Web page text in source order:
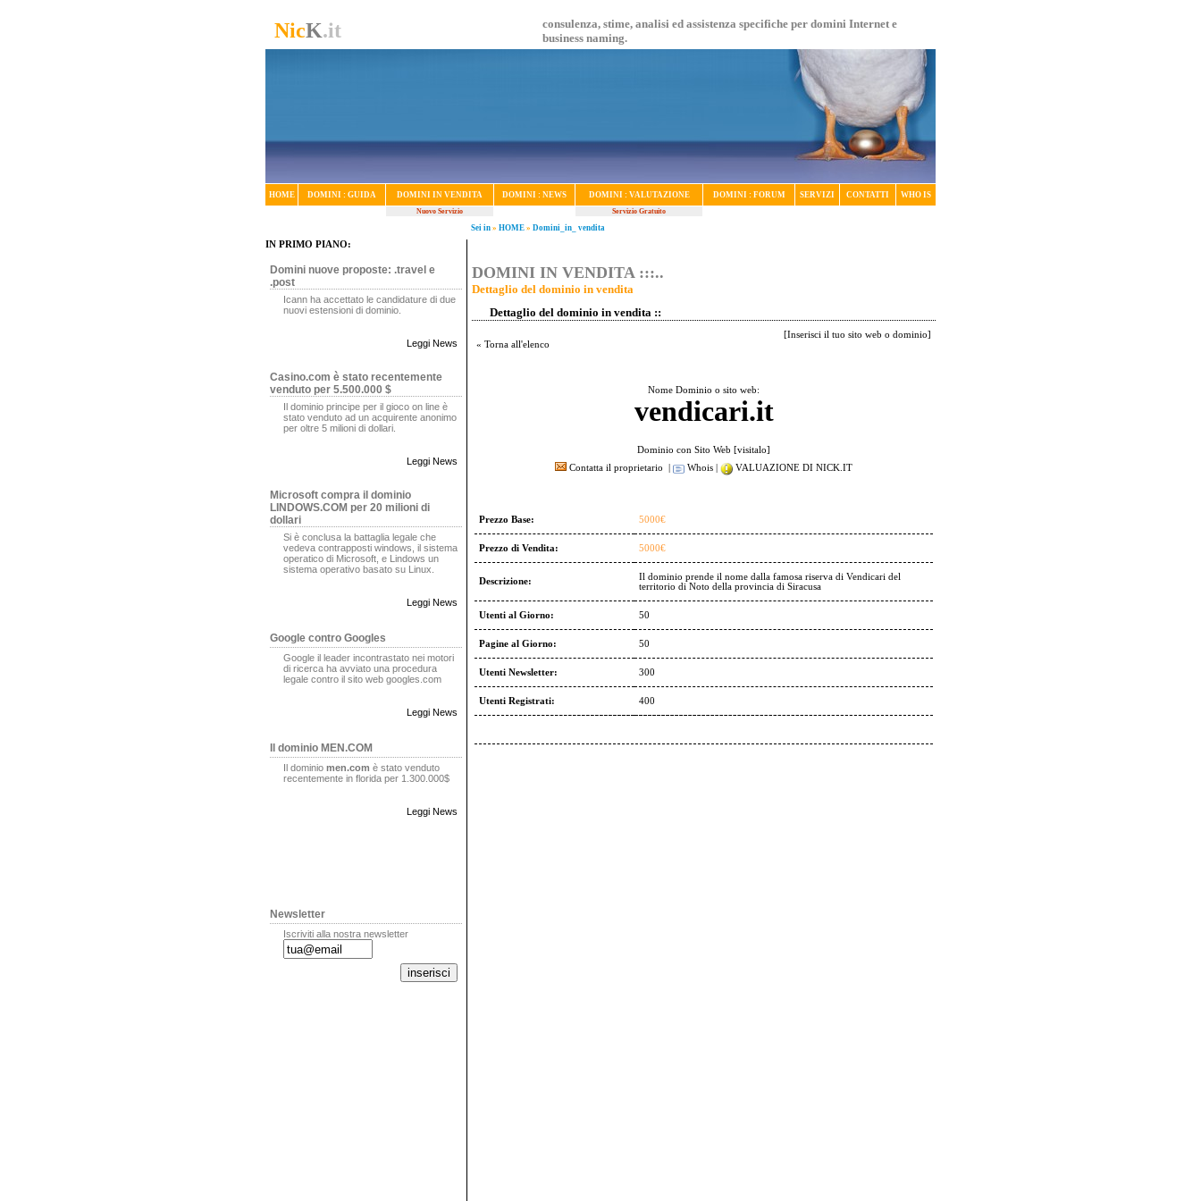
NicK.it
consulenza, stime, analisi ed assistenza specifiche per domini Internet e
business naming.
HOME DOMINI : GUIDA DOMINI IN VENDITA DOMINI : NEWS DOMINI : VALUTAZIONE DOMINI : FORUM SERVIZI CONTATTI WHO IS
Nuovo Servizio Servizio Gratuito
Sei in » HOME » Domini_in_ vendita
IN PRIMO PIANO:
Domini nuove proposte: .travel e
.post
Icann ha accettato le candidature di due
nuovi estensioni di dominio.
Leggi News
Casino.com è stato recentemente
venduto per 5.500.000 $
Il dominio principe per il gioco on line è
stato venduto ad un acquirente anonimo
per oltre 5 milioni di dollari.
Leggi News
Microsoft compra il dominio
LINDOWS.COM per 20 milioni di
dollari
Si è conclusa la battaglia legale che
vedeva contrapposti windows, il sistema
operatico di Microsoft, e Lindows un
sistema operativo basato su Linux.
Leggi News
Google contro Googles
Google il leader incontrastato nei motori
di ricerca ha avviato una procedura
legale contro il sito web googles.com
Leggi News
Il dominio MEN.COM
Il dominio men.com è stato venduto
recentemente in florida per 1.300.000$
Leggi News
Newsletter
Iscriviti alla nostra newsletter
DOMINI IN VENDITA :::..
Dettaglio del dominio in vendita
Dettaglio del dominio in vendita ::
« Torna all'elenco
[Inserisci il tuo sito web o dominio]
Nome Dominio o sito web:
vendicari.it
Dominio con Sito Web [visitalo]
Contatta il proprietario
Whois VALUAZIONE DI NICK.IT
Prezzo Base: 5000€
Prezzo di Vendita: 5000€
Descrizione:
Il dominio prende il nome dalla famosa riserva di Vendicari del
territorio di Noto della provincia di Siracusa
Utenti al Giorno: 50
Pagine al Giorno: 50
Utenti Newsletter: 300
Utenti Registrati: 400